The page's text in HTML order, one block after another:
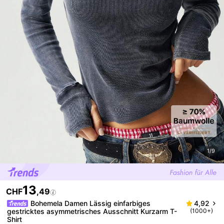
1/9
CHF13,49
Bohemela Damen Lässig einfarbiges
gestricktes asymmetrisches Ausschnitt Kurzarm T-
Shirt
4,92
(1000+)